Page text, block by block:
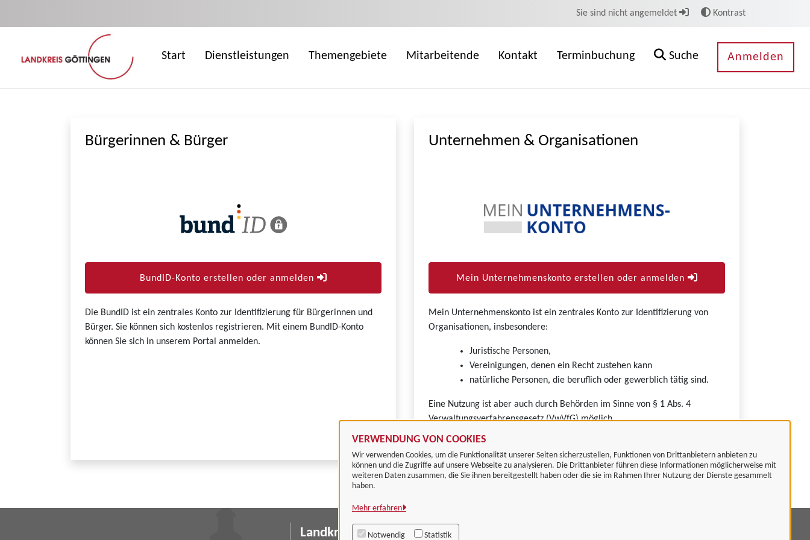
VERWENDUNG VON COOKIES
Wir verwenden Cookies, um die Funktionalität unserer Seiten sicherzustellen, Funktionen von Drittanbietern anbieten zu
können und die Zugriffe auf unsere Webseite zu analysieren. Die Drittanbieter führen diese Informationen möglicherweise mit
weiteren Daten zusammen, die Sie ihnen bereitgestellt haben oder die sie im Rahmen Ihrer Nutzung der Dienste gesammelt
haben.
Mehr erfahren
Notwendig Statistik
Sie sind nicht angemeldet Kontrast
Start Dienstleistungen Themengebiete Mitarbeitende Kontakt Terminbuchung Suche Anmelden
Bürgerinnen & Bürger
BundID-Konto erstellen oder anmelden
Die BundID ist ein zentrales Konto zur Identifizierung für Bürgerinnen und
Bürger. Sie können sich kostenlos registrieren. Mit einem BundID-Konto
können Sie sich in unserem Portal anmelden.
Unternehmen & Organisationen
Mein Unternehmenskonto erstellen oder anmelden
Mein Unternehmenskonto ist ein zentrales Konto zur Identifizierung von
Organisationen, insbesondere:
Juristische Personen,
Vereinigungen, denen ein Recht zustehen kann
natürliche Personen, die beruflich oder gewerblich tätig sind.
Eine Nutzung ist aber auch durch Behörden im Sinne von § 1 Abs. 4
Verwaltungsverfahrensgesetz (VwVfG) möglich.
Landkreis Göttingen